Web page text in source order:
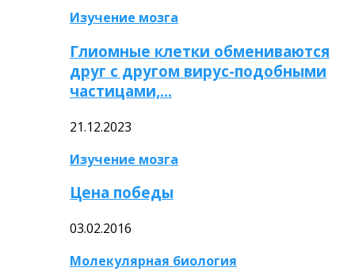
Изучение мозга
Глиомные клетки обмениваются
друг с другом вирус-подобными
частицами,…
21.12.2023
Изучение мозга
Цена победы
03.02.2016
Молекулярная биология